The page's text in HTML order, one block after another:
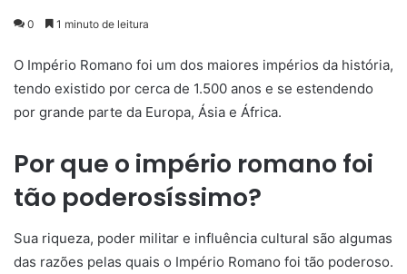
0 1 minuto de leitura
O Império Romano foi um dos maiores impérios da história,
tendo existido por cerca de 1.500 anos e se estendendo
por grande parte da Europa, Ásia e África.
Por que o império romano foi
tão poderosíssimo?
Sua riqueza, poder militar e influência cultural são algumas
das razões pelas quais o Império Romano foi tão poderoso.